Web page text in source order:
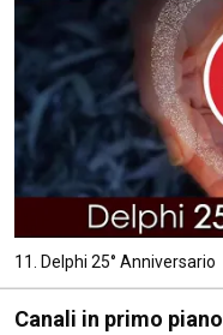
11. Delphi 25° Anniversario
Canali in primo piano